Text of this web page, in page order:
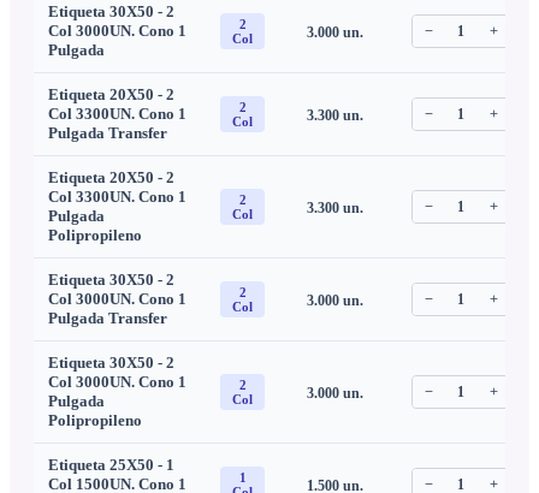
Etiqueta 30X50 - 2
Col 3000UN. Cono 1
Pulgada
2
Col
3.000un. − 1 +
Etiqueta 20X50 - 2
Col 3300UN. Cono 1
Pulgada Transfer
2
Col
3.300un. − 1 +
Etiqueta 20X50 - 2
Col 3300UN. Cono 1
Pulgada
Polipropileno
2
Col
3.300un. − 1 +
Etiqueta 30X50 - 2
Col 3000UN. Cono 1
Pulgada Transfer
2
Col
3.000un. − 1 +
Etiqueta 30X50 - 2
Col 3000UN. Cono 1
Pulgada
Polipropileno
2
Col
3.000un. − 1 +
Etiqueta 25X50 - 1
Col 1500UN. Cono 1
1
1.500un. − 1 +